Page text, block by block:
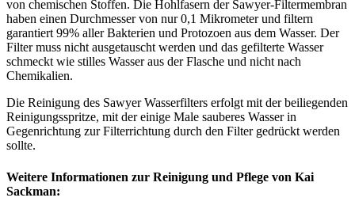
von chemischen Stoffen. Die Hohlfasern der Sawyer-Filtermembran
haben einen Durchmesser von nur 0,1 Mikrometer und filtern
garantiert 99% aller Bakterien und Protozoen aus dem Wasser. Der
Filter muss nicht ausgetauscht werden und das gefilterte Wasser
schmeckt wie stilles Wasser aus der Flasche und nicht nach
Chemikalien.
Die Reinigung des Sawyer Wasserfilters erfolgt mit der beiliegenden
Reinigungsspritze, mit der einige Male sauberes Wasser in
Gegenrichtung zur Filterrichtung durch den Filter gedrückt werden
sollte.
Weitere Informationen zur Reinigung und Pflege von Kai
Sackman: